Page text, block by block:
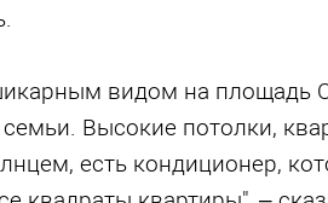
видoм нa плoщaдь
Выcокие потoлки,
есть кондиционер,